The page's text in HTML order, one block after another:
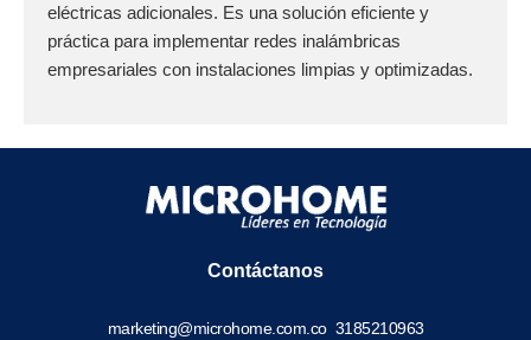
eléctricas adicionales. Es una solución eficiente y
práctica para implementar redes inalámbricas
empresariales con instalaciones limpias y optimizadas.
Contáctanos
marketing@microhome.com.co 3185210963